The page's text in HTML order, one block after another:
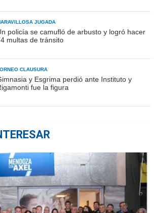
JUGADA
policía se camufló de arbusto y logró hacer
multas de tránsito
CLAUSURA
y Esgrima perdió ante Instituto y
fue la figura